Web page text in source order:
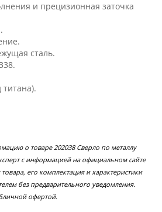
и прецизионная заточка
сталь.
о товаре 202038 Сверло по металлу
с информацией на официальном сайте
его комплектация и характеристики
без предварительного уведомления.
офертой.